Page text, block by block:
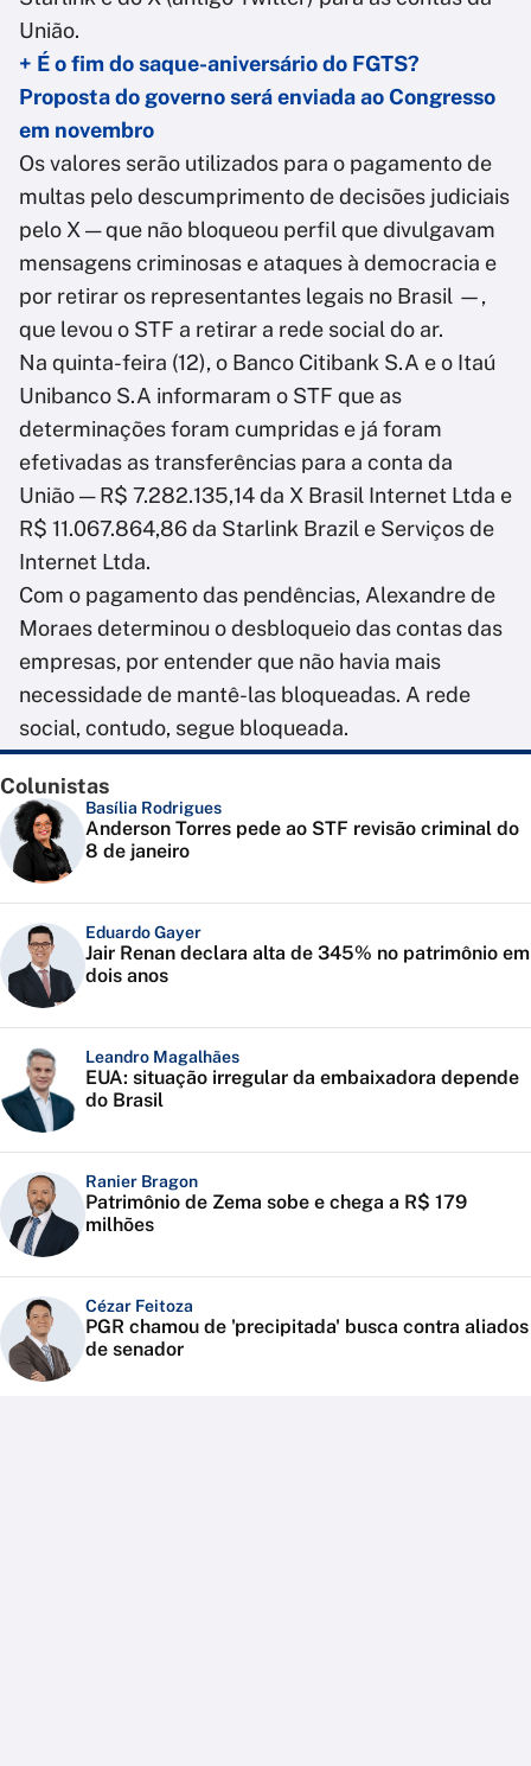
União.
+ É o fim do saque-aniversário do FGTS?
Proposta do governo será enviada ao Congresso
em novembro
Os valores serão utilizados para o pagamento de
multas pelo descumprimento de decisões judiciais
pelo X — que não bloqueou perfil que divulgavam
mensagens criminosas e ataques à democracia e
por retirar os representantes legais no Brasil —,
que levou o STF a retirar a rede social do ar.
Na quinta-feira (12), o Banco Citibank S.A e o Itaú
Unibanco S.A informaram o STF que as
determinações foram cumpridas e já foram
efetivadas as transferências para a conta da
União — R$ 7.282.135,14 da X Brasil Internet Ltda e
R$ 11.067.864,86 da Starlink Brazil e Serviços de
Internet Ltda.
Com o pagamento das pendências, Alexandre de
Moraes determinou o desbloqueio das contas das
empresas, por entender que não havia mais
necessidade de mantê-las bloqueadas. A rede
social, contudo, segue bloqueada.
Colunistas
Basília Rodrigues
Anderson Torres pede ao STF revisão criminal do
8 de janeiro
Eduardo Gayer
Jair Renan declara alta de 345% no patrimônio em
dois anos
Leandro Magalhães
EUA: situação irregular da embaixadora depende
do Brasil
Ranier Bragon
Patrimônio de Zema sobe e chega a R$ 179
milhões
Cézar Feitoza
PGR chamou de 'precipitada' busca contra aliados
de senador